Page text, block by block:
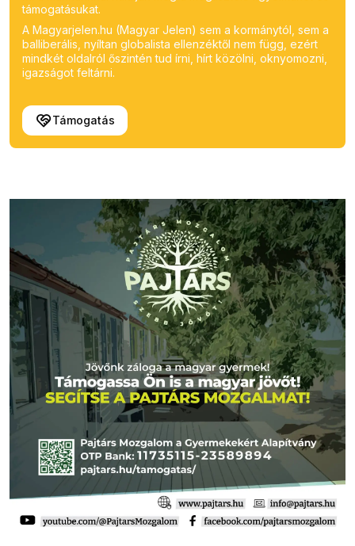
támogatásukat.
A Magyarjelen.hu (Magyar Jelen) sem a kormánytól, sem a
balliberális, nyíltan globalista ellenzéktől nem függ, ezért
mindkét oldalról őszintén tud írni, hírt közölni, oknyomozni,
igazságot feltárni.
Támogatás